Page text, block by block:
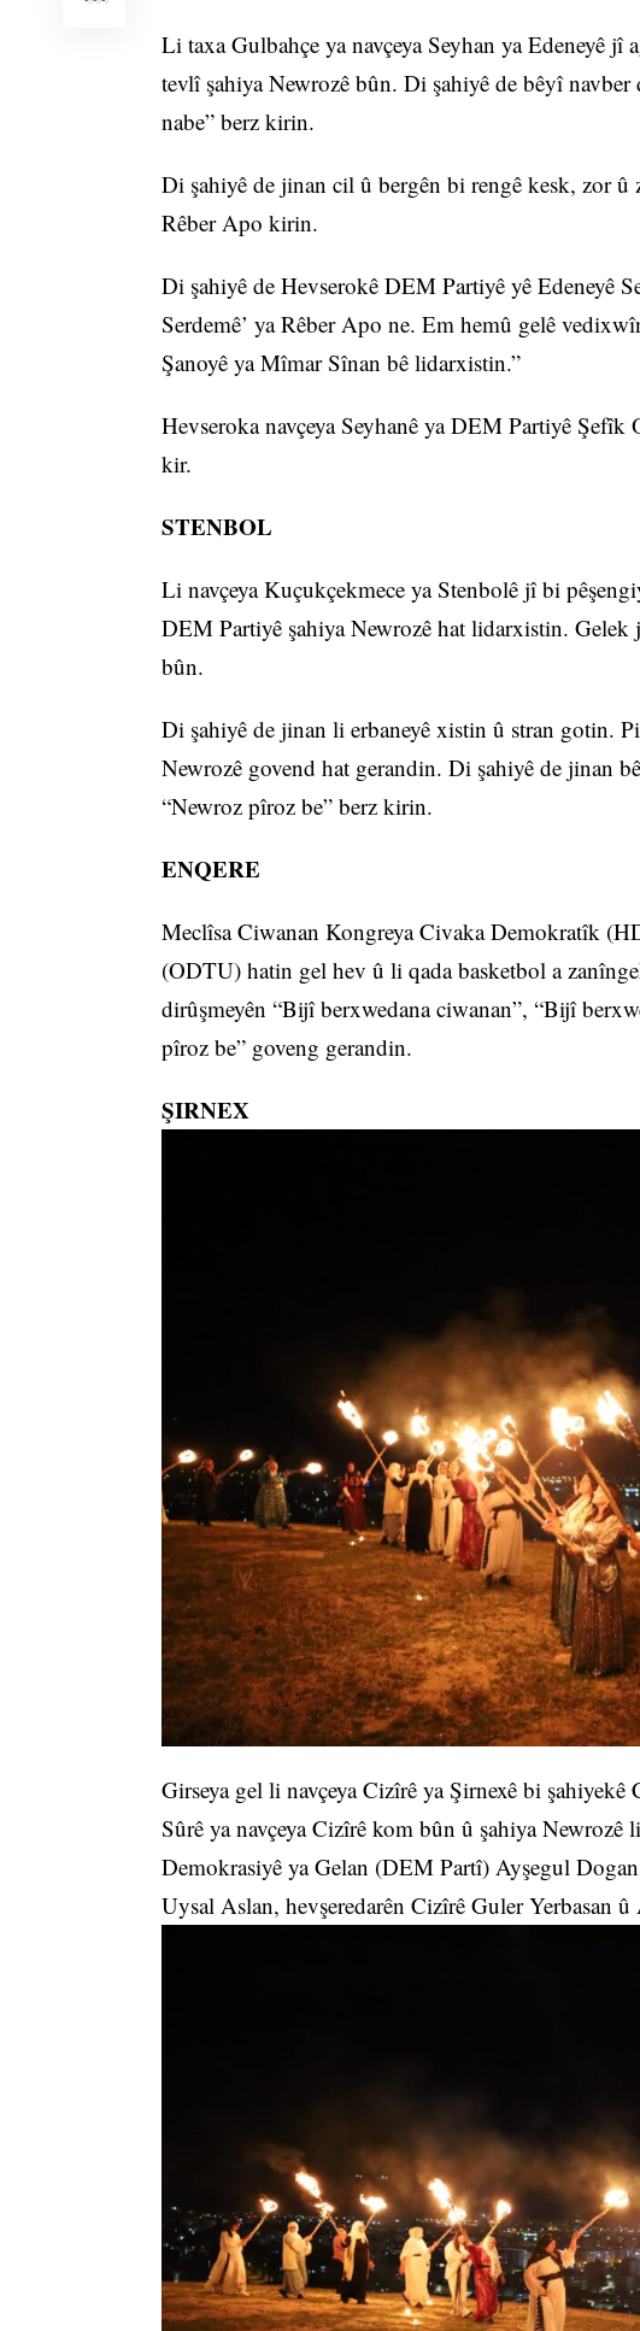
Li taxa Gulbahçe ya navçeya Seyhan ya Edeneyê
tevlî şahiya Newrozê bûn. Di şahiyê de bêyî
nabe” berz kirin.
Di şahiyê de jinan cil û bergên bi rengê kesk, zor
Rêber Apo kirin.
Di şahiyê de Hevserokê DEM Partiyê yê Edeneyê
Serdemê’ ya Rêber Apo ne. Em hemû gelê
Şanoyê ya Mîmar Sînan bê lidarxistin.”
Hevseroka navçeya Seyhanê ya DEM Partiyê
kir.
STENBOL
Li navçeya Kuçukçekmece ya Stenbolê jî bi
DEM Partiyê şahiya Newrozê hat lidarxistin.
bûn.
Di şahiyê de jinan li erbaneyê xistin û stran gotin.
Newrozê govend hat gerandin. Di şahiyê de jinan
“Newroz pîroz be” berz kirin.
ENQERE
Meclîsa Ciwanan Kongreya Civaka Demokratîk
(ODTU) hatin gel hev û li qada basketbol a
dirûşmeyên “Bijî berxwedana ciwanan”, “Bijî
pîroz be” goveng gerandin.
ŞIRNEX
Girseya gel li navçeya Cizîrê ya Şirnexê bi
Sûrê ya navçeya Cizîrê kom bûn û şahiya
Demokrasiyê ya Gelan (DEM Partî) Ayşegul
Uysal Aslan, hevşeredarên Cizîrê Guler Yerbasan